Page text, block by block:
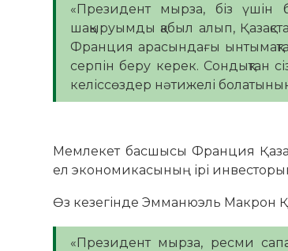
«Президент мырза, біз үшін
шақыруымды қабыл алып,
Франция арасындағы
серпін беру керек. Сондықтан
келіссөздер нәтижелі
Мемлекет басшысы Франция
ел экономикасының ірі
Өз кезегінде Эмманюэль Макрон
«Президент мырза, ресми